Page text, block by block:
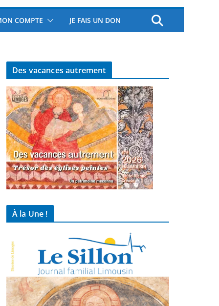
COMPTE JE FAIS UN DON
Des vacances autrement
À la Une !